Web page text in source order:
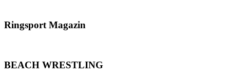
Ringsport Magazin
BEACH WRESTLING